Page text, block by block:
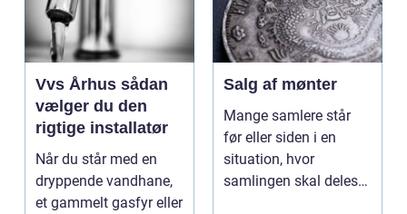
Vvs Århus sådan
vælger du den
rigtige installatør
Når du står med en
dryppende vandhane,
et gammelt gasfyr eller
Salg af mønter
Mange samlere står
før eller siden i en
situation, hvor
samlingen skal deles